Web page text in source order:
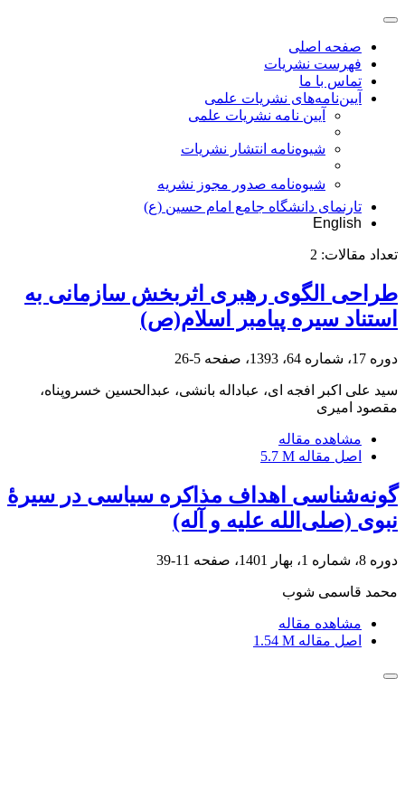
صفحه اصلی
فهرست نشریات
تماس با ما
آیین‌نامه‌های نشریات علمی
آیین نامه نشریات علمی
شیوه‌نامه انتشار نشریات
شیوهنامه صدور مجوز نشریه
تارنمای دانشگاه جامع امام حسین (ع)
English
تعداد مقالات: 2
طراحی الگوی رهبری اثربخش سازمانی به
استناد سیره پیامبر اسلام(ص)
دوره 17، شماره 64، 1393، صفحه 5-26
سید علی اکبر افجه ای، عباداله بانشی، عبدالحسین خسروپناه،
مقصود امیری
مشاهده مقاله
اصل مقاله 5.7 M
گونه‌شناسی اهداف مذاکره سیاسی در سیرۀ
نبوی (صلی‌الله علیه و آله)
دوره 8، شماره 1، بهار 1401، صفحه 11-39
محمد قاسمی شوب
مشاهده مقاله
اصل مقاله 1.54 M